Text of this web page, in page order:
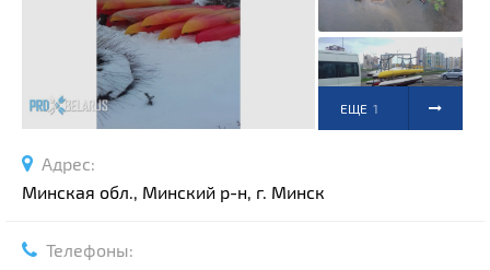
ЕЩЕ 1
Адрес:
Минская обл., Минский р-н, г. Минск
Телефоны: